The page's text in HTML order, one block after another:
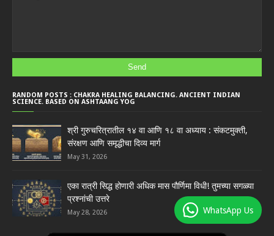
RANDOM POSTS : CHAKRA HEALING BALANCING. ANCIENT INDIAN
SCIENCE. BASED ON ASHTAANG YOG
श्री गुरुचरित्रातील १४ वा आणि १८ वा अध्याय : संकटमुक्ती,
संरक्षण आणि समृद्धीचा दिव्य मार्ग
May 31, 2026
एका रात्री सिद्ध होणारी अधिक मास पौर्णिमा विधी! तुमच्या सगळ्या
प्रश्नांची उत्तरे
May 28, 2026 WhatsApp Us